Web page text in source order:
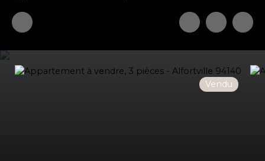
Vendu